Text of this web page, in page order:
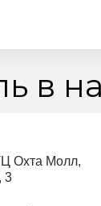
в
Охта Молл,
3